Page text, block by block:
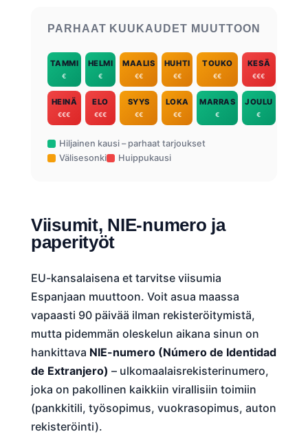
PARHAAT KUUKAUDET MUUTTOON
TAMMI
€
HELMI
€
MAALIS
€€
HUHTI
€€
TOUKO
€€
KESÄ
€€€
HEINÄ
€€€
ELO
€€€
SYYS
€€
LOKA
€€
MARRAS
€
JOULU
€
Hiljainen kausi – parhaat tarjoukset
Välisesonki
Huippukausi
Viisumit, NIE-numero ja
paperityöt
EU-kansalaisena et tarvitse viisumia
Espanjaan muuttoon. Voit asua maassa
vapaasti 90 päivää ilman rekisteröitymistä,
mutta pidemmän oleskelun aikana sinun on
hankittava NIE-numero (Número de Identidad
de Extranjero) – ulkomaalaisrekisterinumero,
joka on pakollinen kaikkiin virallisiin toimiin
(pankkitili, työsopimus, vuokrasopimus, auton
rekisteröinti).